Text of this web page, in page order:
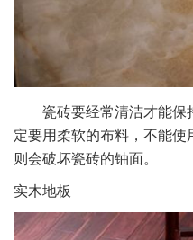
瓷砖要经常清洁才能保
定要用柔软的布料，不能
则会破坏瓷砖的铀面。
实木地板